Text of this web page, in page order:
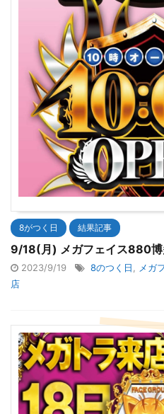
8がつく日 結果記事
9/18(月) メガフェイス880博
2023/9/19 8のつく日, メガ
店